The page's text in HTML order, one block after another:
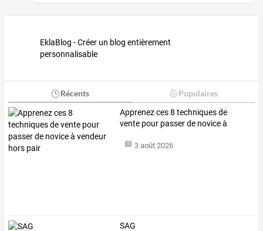
EklaBlog - Créer un blog entièrement
personnalisable
Récents Populaires
Apprenezces8 techniquesde
vente pour passerde noviceà
3 août 2026
SAG